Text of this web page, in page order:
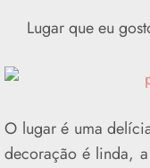
Lugar que eu
O lugar é uma
decoração é linda,